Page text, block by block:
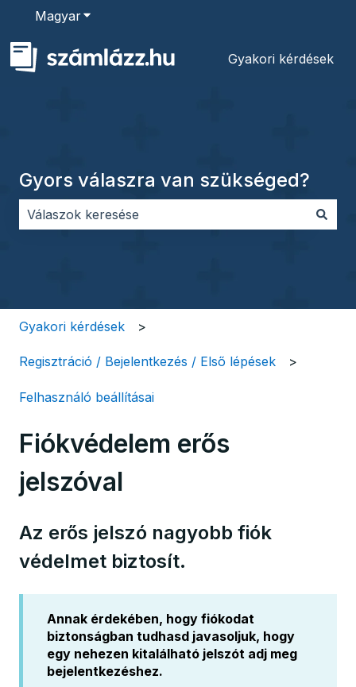
MagyarAlmenü megjelenítése fordításokhoz
Gyakori kérdések
Gyors válaszra van szükséged?
Gyakori kérdések
Regisztráció / Bejelentkezés / Első lépések
Felhasználó beállításai
Fiókvédelem erős
jelszóval
Az erős jelszó nagyobb fiók
védelmet biztosít.
Annak érdekében, hogy fiókodat
biztonságban tudhasd javasoljuk, hogy
egy nehezen kitalálható jelszót adj meg
bejelentkezéshez.